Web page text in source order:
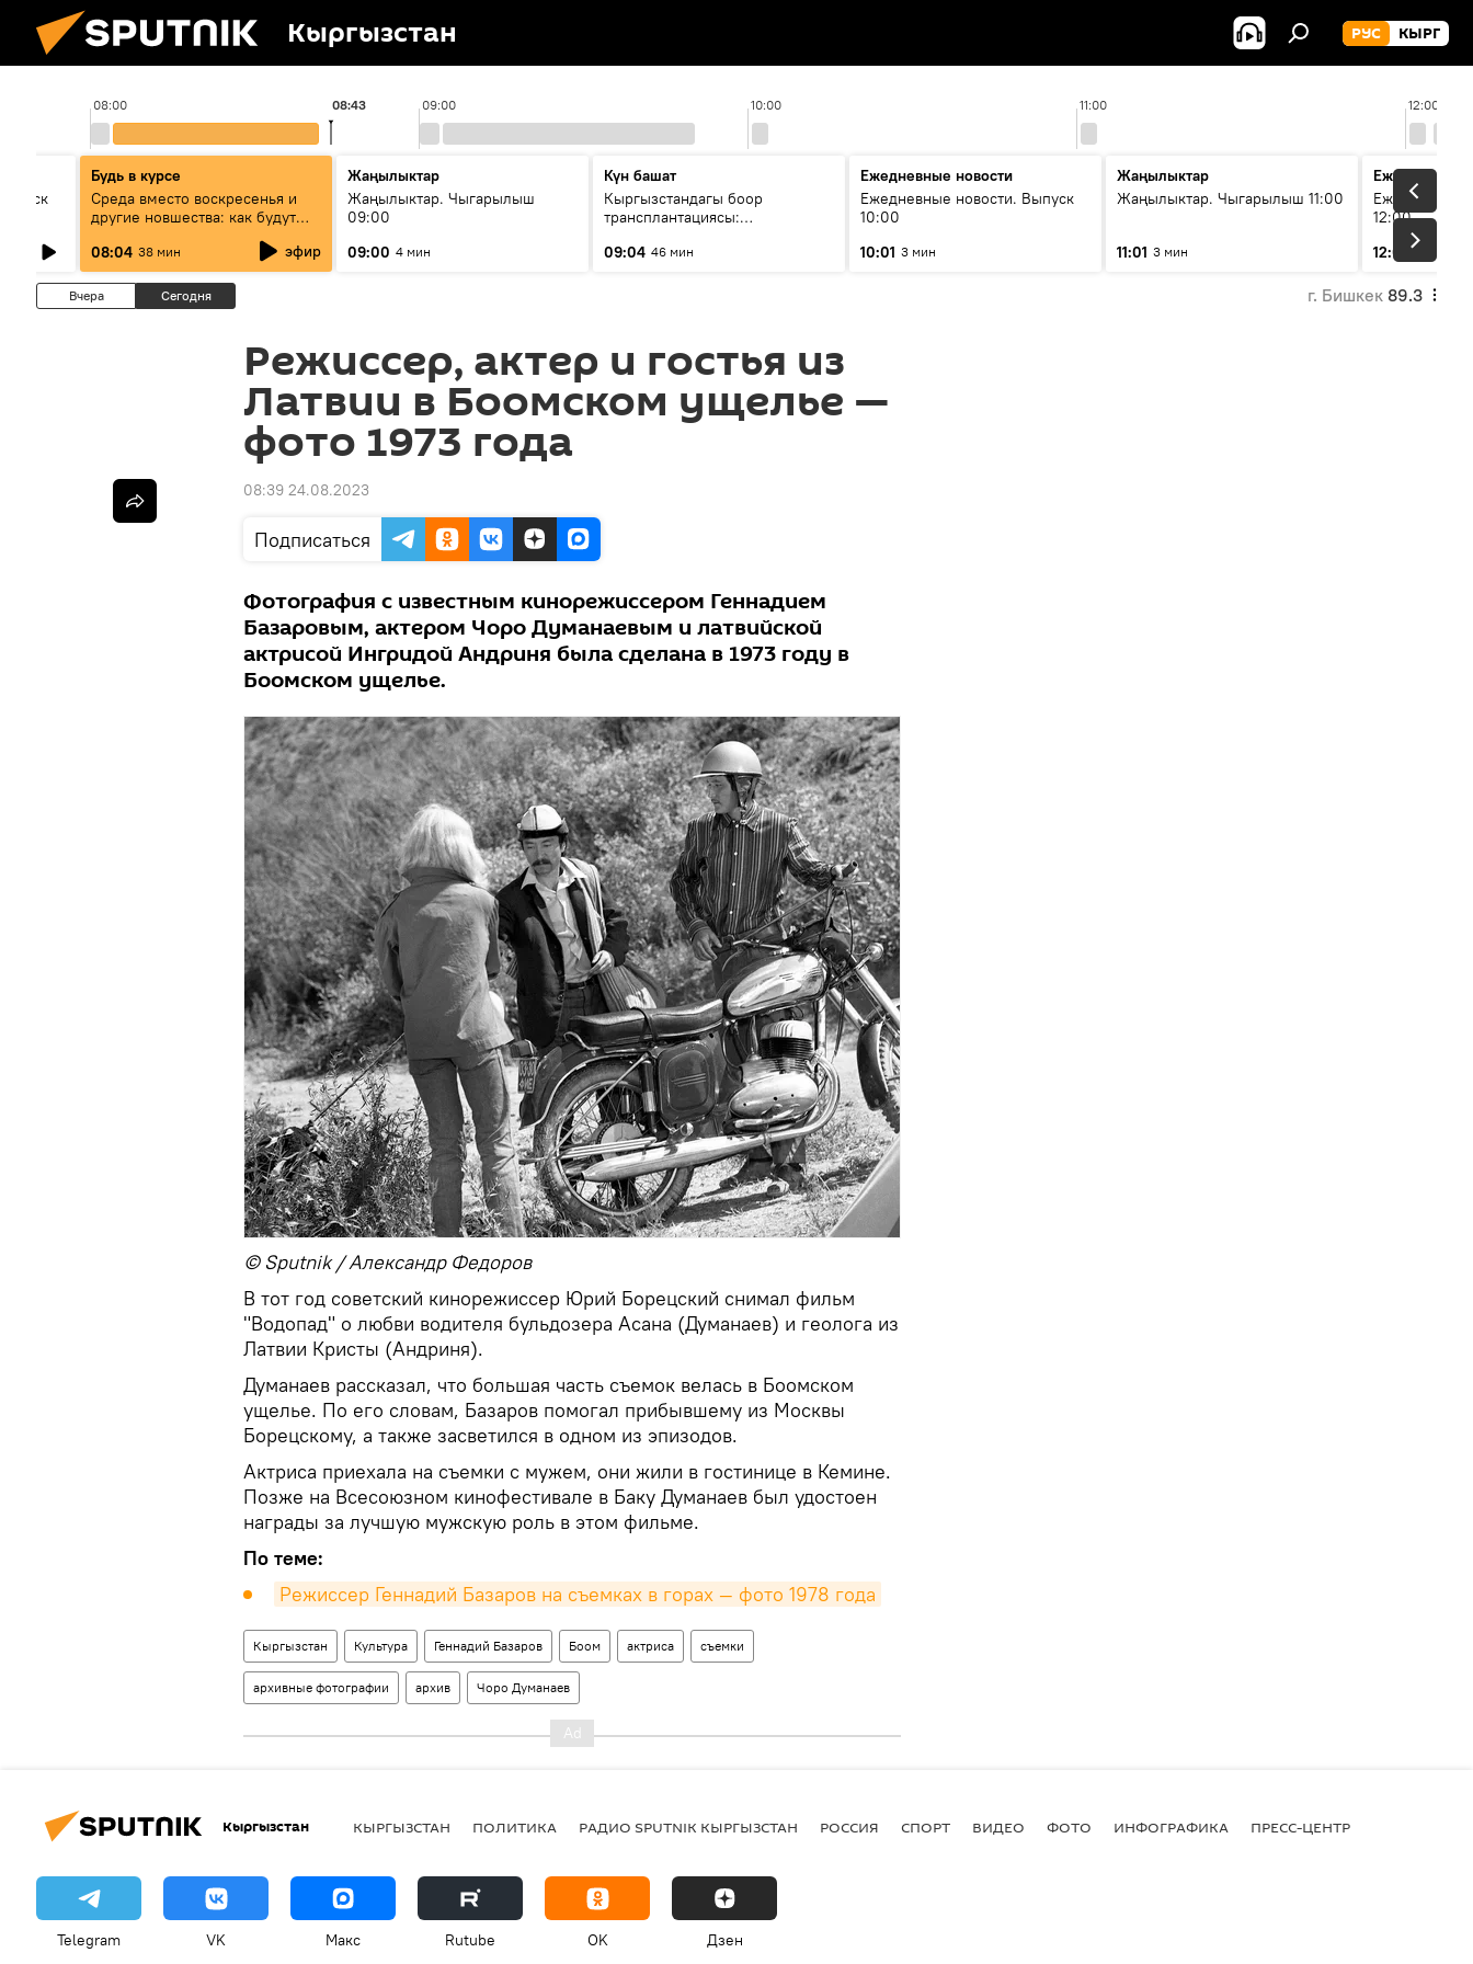
Кыргызстан РУС КЫРГ
08:00 09:00 10:00 11:00 12:00
08:43
Будь в курсе
Среда вместо воскресенья и
другие новшества: как будут
проходить выборы в КР?
08:04 38 мин эфир
Жаңылыктар
Жаңылыктар. Чыгарылыш
09:00
09:00 4 мин
Күн башат
Кыргызстандагы боор
трансплантациясы:
келечеги
09:04 46 мин
Ежедневные новости
Ежедневные новости. Выпуск
10:00
10:01 3 мин
Жаңылыктар
Жаңылыктар. Чыгарылыш 11:00
11:01 3 мин
Ежедневные
Ежедневные
12:00
12:01
3 мин
Вчера Сегодня г. Бишкек 89.3
Режиссер, актер и гостья из
Латвии в Боомском ущелье —
фото 1973 года
08:39 24.08.2023
Подписаться
Фотография с известным кинорежиссером Геннадием
Базаровым, актером Чоро Думанаевым и латвийской
актрисой Ингридой Андриня была сделана в 1973 году в
Боомском ущелье.
© Sputnik / Александр Федоров
В тот год советский кинорежиссер Юрий Борецский снимал фильм
"Водопад" о любви водителя бульдозера Асана (Думанаев) и геолога из
Латвии Кристы (Андриня).
Думанаев рассказал, что большая часть съемок велась в Боомском
ущелье. По его словам, Базаров помогал прибывшему из Москвы
Борецскому, а также засветился в одном из эпизодов.
Актриса приехала на съемки с мужем, они жили в гостинице в Кемине.
Позже на Всесоюзном кинофестивале в Баку Думанаев был удостоен
награды за лучшую мужскую роль в этом фильме.
По теме:
Режиссер Геннадий Базаров на съемках в горах — фото 1978 года
Кыргызстан Культура Геннадий Базаров Боом актриса съемки
архивные фотографии архив Чоро Думанаев
Кыргызстан КЫРГЫЗСТАН ПОЛИТИКА РАДИО SPUTNIK КЫРГЫЗСТАН РОССИЯ СПОРТ ВИДЕО ФОТО ИНФОГРАФИКА ПРЕСС-ЦЕНТР
Telegram VK Макс Rutube OK Дзен